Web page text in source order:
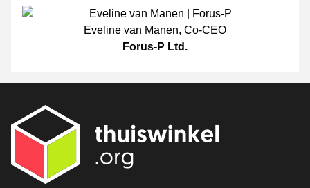
Eveline van Manen, Co-CEO
Forus-P Ltd.